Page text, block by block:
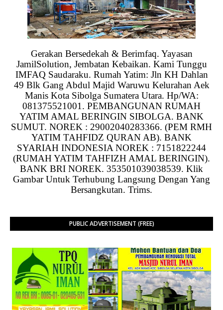
Gerakan Bersedekah & Berimfaq. Yayasan
JamilSolution, Jembatan Kebaikan. Kami Tunggu
IMFAQ Saudaraku. Rumah Yatim: Jln KH Dahlan
49 Blk Gang Abdul Majid Waruwu Kelurahan Aek
Manis Kota Sibolga Sumatera Utara. Hp/WA:
081375521001. PEMBANGUNAN RUMAH
YATIM AMAL BERINGIN SIBOLGA. BANK
SUMUT. NOREK : 29002040283366. (PEM RMH
YATIM TAHFIDZ QURAN AB). BANK
SYARIAH INDONESIA NOREK : 7151822244
(RUMAH YATIM TAHFIZH AMAL BERINGIN).
BANK BRI NOREK. 353501039038539. Klik
Gambar Untuk Terhubung Langsung Dengan Yang
Bersangkutan. Trims.
PUBLIC ADVERTISEMENT (FREE)